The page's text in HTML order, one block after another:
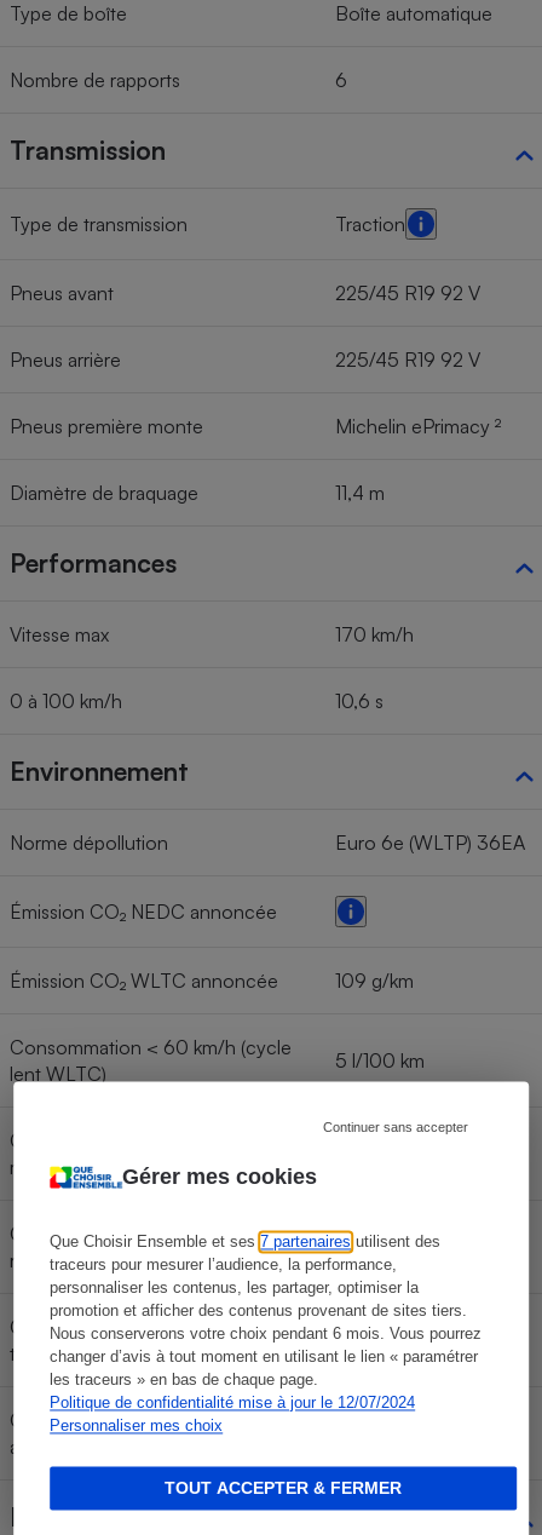
Gérer mes cookies
Que Choisir Ensemble et ses7 partenaires utilisent des
traceurs pour mesurer l’audience, la performance,
personnaliser les contenus, les partager, optimiser la
promotion et afficher des contenus provenant de sites tiers.
Nous conserverons votre choix pendant 6 mois. Vous pourrez
changer d’avis à tout moment en utilisant le lien « paramétrer
les traceurs » en bas de chaque page.
Politique de confidentialité mise à jour le 12/07/2024
Personnaliser mes choix
Continuer sans accepter
TOUT ACCEPTER & FERMER
Type de boîte Boîte automatique
Nombre de rapports 6
Transmission
Type de transmission Traction
Pneus avant 225/45 R19 92 V
Pneus arrière 225/45 R19 92 V
Pneus première monte Michelin ePrimacy ²
Diamètre de braquage 11,4 m
Performances
Vitesse max 170 km/h
0 à 100 km/h 10,6 s
Environnement
Norme dépollution Euro 6e (WLTP) 36EA
Émission CO₂ NEDC annoncée
Émission CO₂ WLTC annoncée 109 g/km
Consommation < 60 km/h (cycle
lent WLTC)
5 l/100 km
Consommation < 80 km/h (cycle
moyen WLTC)
Consommation < 100 km/h (cycle
rapide WLTC)
4,3 l/100 km
Consommation < 130 km/h (cycle
très rapide WLTC)
5,6 l/100 km
Consommation moyenne
annoncée (cycle WLTC)
Dimensions